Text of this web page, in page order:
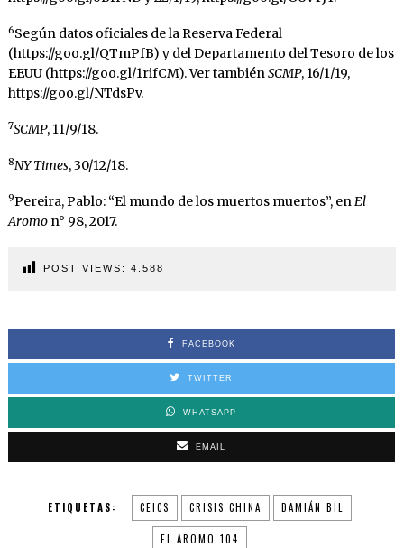
6Según datos oficiales de la Reserva Federal
(https://goo.gl/QTmPfB) y del Departamento del Tesoro de los
EEUU (https://goo.gl/1rifCM). Ver tambiénSCMP, 16/1/19,
https://goo.gl/NTdsPv.
7SCMP, 11/9/18.
8NY Times, 30/12/18.
9Pereira, Pablo: “El mundo de los muertos muertos”, enEl
Aromon° 98, 2017.
POST VIEWS: 4.588
FACEBOOK
TWITTER
WHATSAPP
EMAIL
ETIQUETAS: CEICS CRISIS CHINA DAMIÁN BIL
EL AROMO 104